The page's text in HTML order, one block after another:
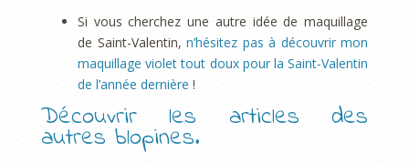
Si vous cherchez une autre idée de maquillage
de Saint-Valentin, n’hésitez pas à découvrir mon
maquillage violet tout doux pour la Saint-Valentin
de l’année dernière !
Découvrir les articles des
autres blopines.